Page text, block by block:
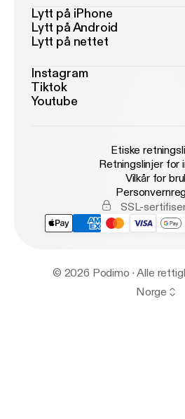
Lytt på iPhone
Lytt på Android
Lytt på nettet
Instagram
Tiktok
Youtube
Etiske
Retningslinjer for
Vilkår for
SSL-
© 2026 Podimo · Alle
Norge